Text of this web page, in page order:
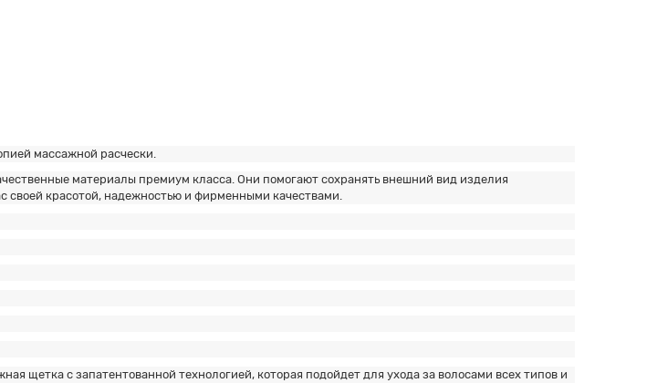
массажной расчески.
материалы премиум класса. Они помогают сохранять внешний вид изделия
своей красотой, надежностью и фирменными качествами.
щетка с запатентованной технологией, которая подойдет для ухода за волосами всех типов и